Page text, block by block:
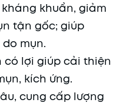
khuẩn, giảm
tận gốc; giúp
mụn.
có lợi giúp cải thiện
kích ứng.
cung cấp lượng